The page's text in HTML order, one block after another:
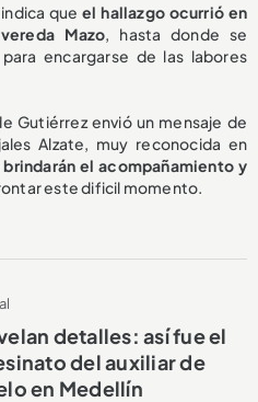
queel hallazgo ocurrió en
Mazo, hasta donde se
encargarse de las labores
Gutiérrez envió un mensaje de
Alzate, muy reconocida en
brindarán el acompañamiento y
este dificil momento.
detalles: así fue el
del auxiliar de
en Medellín